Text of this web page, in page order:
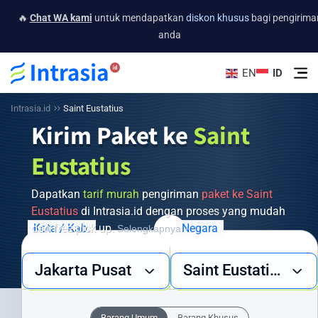
🔥 Chat WA kami untuk mendapatkan diskon khususbagi
anda
EN ID
Intrasia.id Saint Eustatius
Kirim Paket ke Saint
Eustatius
Dapatkan tarif murah pengiriman paket ke Saint
Eustatiusdi Intrasia.id dengan proses yang mudah
dan free pick up.Selengkapnya +
Butuh layanan pengiriman barang ke Saint Eustatius yang cepat,
aman, dan ekonomis? Intrasia.id hadir sebagai solusi terpercaya
jaringan global yang luas dan pengalaman bertahun-tahun, kami
Kota / Kab.
Jakarta Pusat
Negara
Saint Eustatius